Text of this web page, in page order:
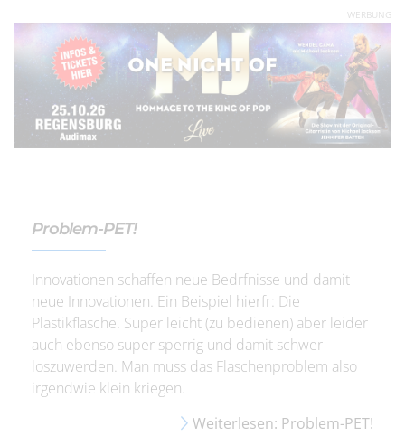
WERBUNG
Problem-PET!
Innovationen schaffen neue Bedrfnisse und damit
neue Innovationen. Ein Beispiel hierfr: Die
Plastikflasche. Super leicht (zu bedienen) aber leider
auch ebenso super sperrig und damit schwer
loszuwerden. Man muss das Flaschenproblem also
irgendwie klein kriegen.
Weiterlesen: Problem-PET!